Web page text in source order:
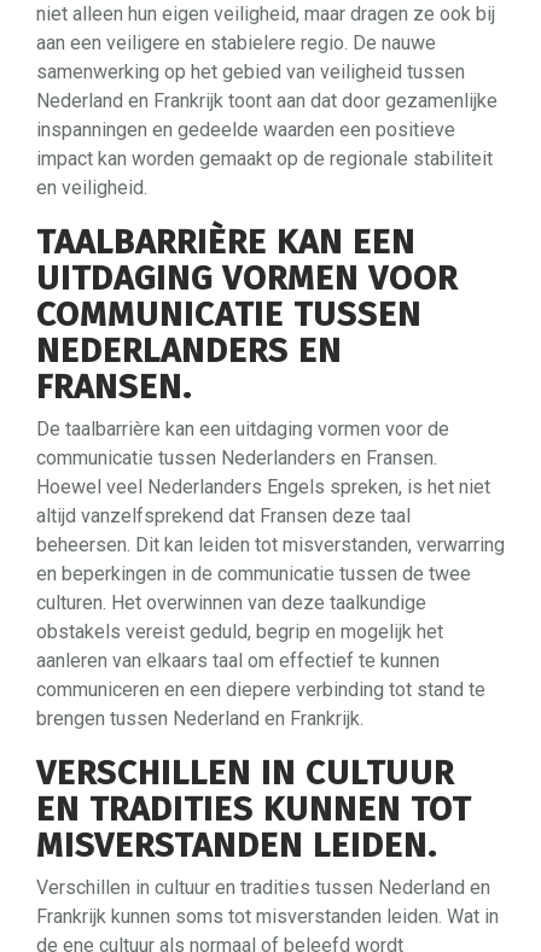
niet alleen hun eigen veiligheid, maar dragen ze ook bij
aan een veiligere en stabielere regio. De nauwe
samenwerking op het gebied van veiligheid tussen
Nederland en Frankrijk toont aan dat door gezamenlijke
inspanningen en gedeelde waarden een positieve
impact kan worden gemaakt op de regionale stabiliteit
en veiligheid.
TAALBARRIÈRE KAN EEN
UITDAGING VORMEN VOOR
COMMUNICATIE TUSSEN
NEDERLANDERS EN
FRANSEN.
De taalbarrière kan een uitdaging vormen voor de
communicatie tussen Nederlanders en Fransen.
Hoewel veel Nederlanders Engels spreken, is het niet
altijd vanzelfsprekend dat Fransen deze taal
beheersen. Dit kan leiden tot misverstanden, verwarring
en beperkingen in de communicatie tussen de twee
culturen. Het overwinnen van deze taalkundige
obstakels vereist geduld, begrip en mogelijk het
aanleren van elkaars taal om effectief te kunnen
communiceren en een diepere verbinding tot stand te
brengen tussen Nederland en Frankrijk.
VERSCHILLEN IN CULTUUR
EN TRADITIES KUNNEN TOT
MISVERSTANDEN LEIDEN.
Verschillen in cultuur en tradities tussen Nederland en
Frankrijk kunnen soms tot misverstanden leiden. Wat in
de ene cultuur als normaal of beleefd wordt